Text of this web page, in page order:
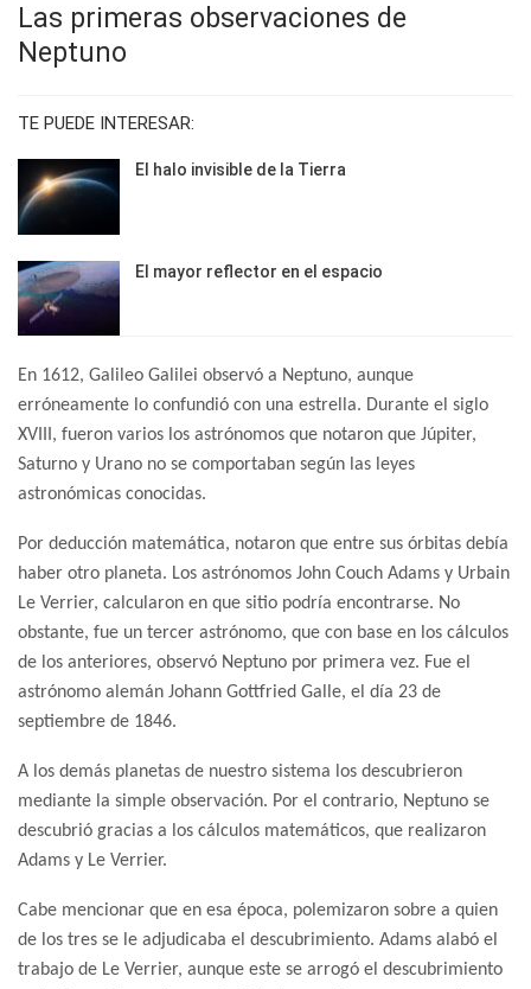
Las primeras observaciones de
Neptuno
TE PUEDE INTERESAR:
El halo invisible de la Tierra
El mayor reflector en el espacio
En 1612, Galileo Galilei observó a Neptuno, aunque
erróneamente lo confundió con una estrella. Durante el siglo
XVIII, fueron varios los astrónomos que notaron que Júpiter,
Saturno y Urano no se comportaban según las leyes
astronómicas conocidas.
Por deducción matemática, notaron que entre sus órbitas debía
haber otro planeta. Los astrónomos John Couch Adams y Urbain
Le Verrier, calcularon en que sitio podría encontrarse. No
obstante, fue un tercer astrónomo, que con base en los cálculos
de los anteriores, observó Neptuno por primera vez. Fue el
astrónomo alemán Johann Gottfried Galle, el día 23 de
septiembre de 1846.
A los demás planetas de nuestro sistema los descubrieron
mediante la simple observación. Por el contrario, Neptuno se
descubrió gracias a los cálculos matemáticos, que realizaron
Adams y Le Verrier.
Cabe mencionar que en esa época, polemizaron sobre a quien
de los tres se le adjudicaba el descubrimiento. Adams alabó el
trabajo de Le Verrier, aunque este se arrogó el descubrimiento